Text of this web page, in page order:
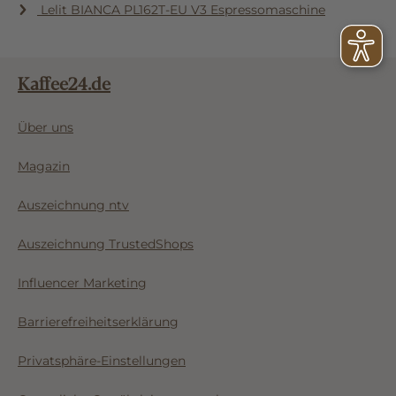
Lelit BIANCA PL162T-EU V3 Espressomaschine
Kaffee24.de
Über uns
Magazin
Auszeichnung ntv
Auszeichnung TrustedShops
Influencer Marketing
Barrierefreiheitserklärung
Privatsphäre-Einstellungen